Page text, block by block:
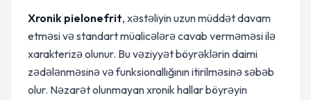
Xronik pielonefrit, xəstəliyin uzun müddət davam
etməsi və standart müalicələrə cavab verməməsi ilə
xarakterizə olunur. Bu vəziyyət böyrəklərin daimi
zədələnməsinə və funksionallığının itirilməsinə səbəb
olur. Nəzarət olunmayan xronik hallar böyrəyin